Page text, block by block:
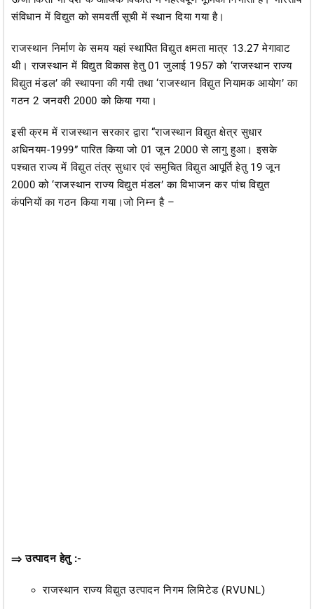
संविधान में विद्युत को समवर्ती सूची में स्थान दिया गया है।
राजस्थान निर्माण के समय यहां स्थापित विद्युत क्षमता मात्र 13.27 मेगावाट
थी। राजस्थान में विद्युत विकास हेतु 01 जुलाई 1957 को ‘राजस्थान राज्य
विद्युत मंडल’ की स्थापना की गयी तथा ‘राजस्थान विद्युत नियामक आयोग’ का
गठन 2 जनवरी 2000 को किया गया।
इसी क्रम में राजस्थान सरकार द्वारा “राजस्थान विद्युत क्षेत्र सुधार
अधिनयम-1999” पारित किया जो 01 जून 2000 से लागु हुआ। इसके
पश्चात राज्य में विद्युत तंत्र सुधार एवं समुचित विद्युत आपूर्ति हेतु 19 जून
2000 को ‘राजस्थान राज्य विद्युत मंडल’ का विभाजन कर पांच विद्युत
कंपनियों का गठन किया गया।जो निम्न है –
⇒ उत्पादन हेतु :-
राजस्थान राज्य विद्युत उत्पादन निगम लिमिटेड (RVUNL)